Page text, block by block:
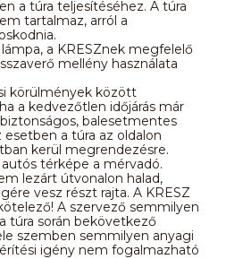
a túra teljesítéséhez. A túra
tartalmaz, arról a
a KRESZnek megfelelő
mellény használata
körülmények között
a kedvezőtlen időjárás már
balesetmentes
a túra az oldalon
kerül megrendezésre.
térképe a mérvadó.
lezárt útvonalon halad,
vesz részt rajta. A KRESZ
A szervező semmilyen
túra során bekövetkező
szemben semmilyen anyagi
igény nem fogalmazható